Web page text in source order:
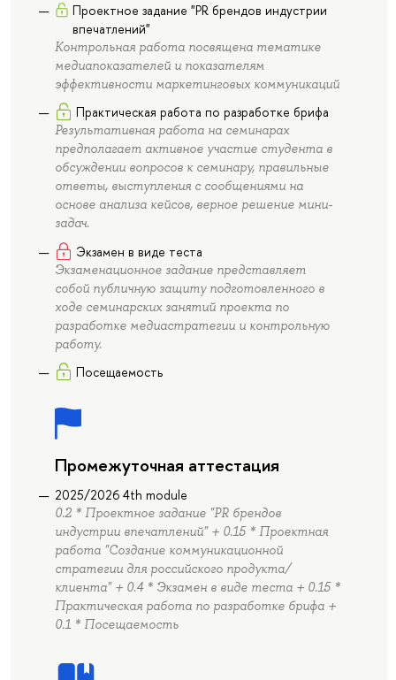
Проектное задание "PR брендов индустрии
впечатлений"
Контрольная работа посвящена тематике
медиапоказателей и показателям
эффективности маркетинговых коммуникаций
Практическая работа по разработке брифа
Результативная работа на семинарах
предполагает активное участие студента в
обсуждении вопросов к семинару, правильные
ответы, выступления с сообщениями на
основе анализа кейсов, верное решение мини-
задач.
Экзамен в виде теста
Экзаменационное задание представляет
собой публичную защиту подготовленного в
ходе семинарских занятий проекта по
разработке медиастратегии и контрольную
работу.
Посещаемость
Промежуточная аттестация
2025/2026 4th module
0.2 * Проектное задание "PR брендов
индустрии впечатлений" + 0.15 * Проектная
работа "Создание коммуникационной
стратегии для российского продукта/
клиента" + 0.4 * Экзамен в виде теста + 0.15 *
Практическая работа по разработке брифа +
0.1 * Посещаемость